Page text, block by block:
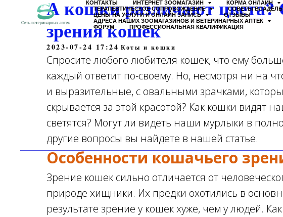
КОНТАКТЫ ИНТЕРНЕТ ЗООМАГАЗИН КОРМА ОНЛАЙН
ТЕРАПЕВТИЧЕСКОЕ СОПРОВОЖДЕНИЕ
СОВЕТЫ
ЦЕНЫ НА УСЛУГИ И ОНЛАЙН ЗАПИСЬ
ОТЗЫВЫ
АДРЕСА НАШИХ ЗООМАГАЗИНОВ И ВЕТЕРИНАРНЫХ АПТЕК
ФОРУМ
ПРОФЕССИОНАЛЬНАЯ КВАЛИФИКАЦИЯ
А кошки различают цвета?
зрения кошек
2023-07-24 17:24 Коты и кошки
Спросите любого любителя кошек, что ему
каждый ответит по-своему. Но, несмотря ни на
и выразительные, с овальными зрачками,
скрывается за этой красотой? Как кошки видят
светятся? Могут ли видеть наши мурлыки в
другие вопросы вы найдете в нашей статье.
Особенности кошачьего
Зрение кошек сильно отличается от
природе хищники. Их предки охотились в
результате зрение у кошек хуже, чем у людей.